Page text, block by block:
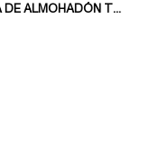
FUNDA DE ALMOHADÓN TERCIOPELO